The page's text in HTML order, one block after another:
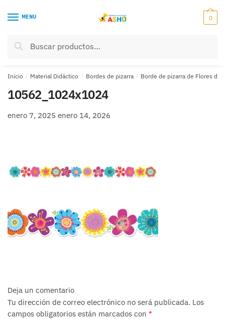
MENU
Buscar
Buscar
0
Inicio / Material Didáctico / Bordes de pizarra / Borde de pizarra de Flores de
10562_1024x1024
enero 7, 2025 enero 14, 2026
Deja un comentario
Tu dirección de correo electrónico no será publicada. Los
campos obligatorios están marcados con *